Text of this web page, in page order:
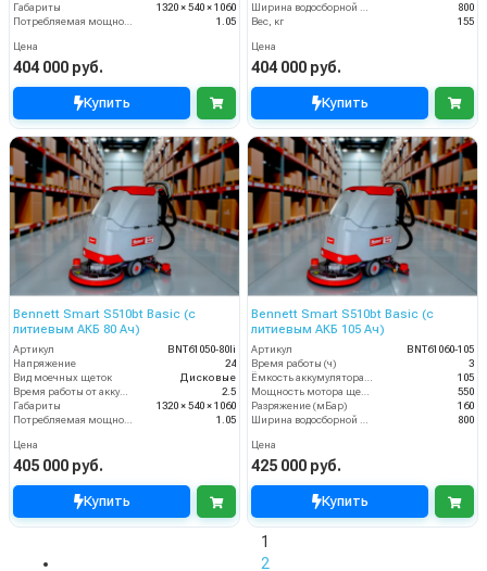
Габариты
1320 × 540 × 1060
1.05
Цена
404 000 руб.
Купить
800
Вес, кг
155
Цена
404 000 руб.
Купить
Bennett Smart S510bt Basic (с
литиевым АКБ 80 Ач)
Артикул
BNT61050-80li
Напряжение
24
Вид моечных щеток
Дисковые
Время работы от аккумуляторов (ч)
2.5
Габариты
1320 × 540 × 1060
Потребляемая мощность (кВт)
1.05
Цена
405 000 руб.
Купить
Bennett Smart S510bt Basic (с
литиевым АКБ 105 Ач)
Артикул
BNT61060-105
Время работы (ч)
3
Ёмкость аккумулятора (Ач)
105
Мощность мотора щеток
550
Разряжение (мБар)
160
Ширина водосборной рейки
800
Цена
425 000 руб.
Купить
1
2